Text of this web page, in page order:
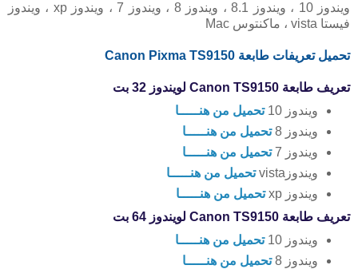
ويندوز 10 ، ويندوز 8.1 ، ويندوز 8 ، ويندوز 7 ، ويندوز xp ، ويندوز
فيستا vista ، ماكنتوس Mac
تحميل تعريفات طابعة Canon Pixma TS9150
تعريف طابعة Canon TS9150 لويندوز 32 بت
ويندوز 10
تحميل من هنـــــا
ويندوز 8
تحميل من هنـــــا
ويندوز 7
تحميل من هنـــــا
ويندوزvista
تحميل من هنـــــا
ويندوز xp
تحميل من هنـــــا
تعريف طابعة Canon TS9150 لويندوز 64 بت
ويندوز 10
تحميل من هنـــــا
ويندوز 8
تحميل من هنـــــا